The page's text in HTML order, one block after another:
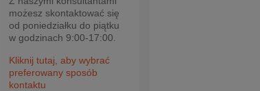
możesz skontaktować się
od poniedziałku do piątku
w godzinach 9:00-17:00.
Kliknij tutaj, aby wybrać
preferowany sposób
kontaktu